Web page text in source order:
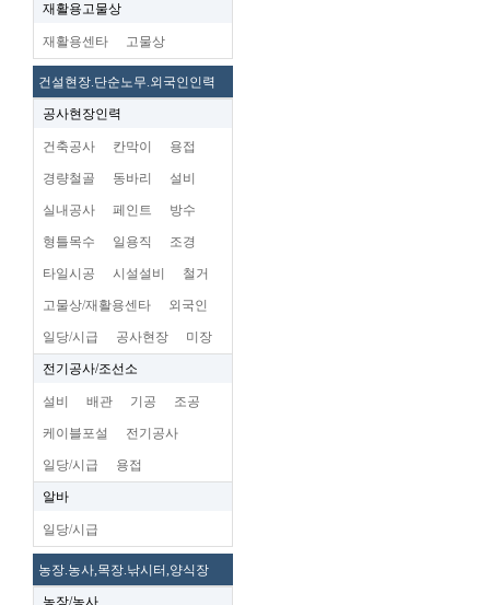
재활용고물상
재활용센타 고물상
건설현장.단순노무.외국인인력
공사현장인력
건축공사 칸막이 용접
경량철골 동바리 설비
실내공사 페인트 방수
형틀목수 일용직 조경
타일시공 시설설비 철거
고물상/재활용센타 외국인
일당/시급 공사현장 미장
전기공사/조선소
설비 배관 기공 조공
케이블포설 전기공사
일당/시급 용접
알바
일당/시급
농장.농사,목장.낚시터,양식장
농장/농사